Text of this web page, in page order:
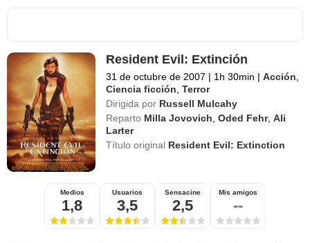
Resident Evil: Extinción
31 de octubre de 2007 | 1h 30min | Acción
Ciencia ficción ,Terror
Dirigida por Russell Mulcahy
Reparto Milla Jovovich ,Oded Fehr,Ali
Larter
Título original Resident Evil: Extinction
Medios
1,8
Usuarios
3,5
Sensacine
2,5
Mis amigos
--